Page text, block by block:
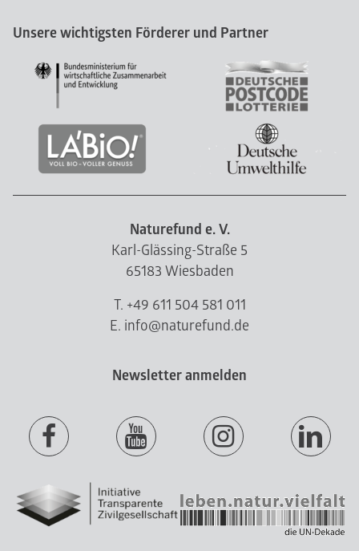
Unsere wichtigsten Förderer und Partner
Naturefund e. V.
Karl-Glässing-Straße 5
65183 Wiesbaden
T. +49 611 504 581 011
E. info@naturefund.de
Newsletter anmelden